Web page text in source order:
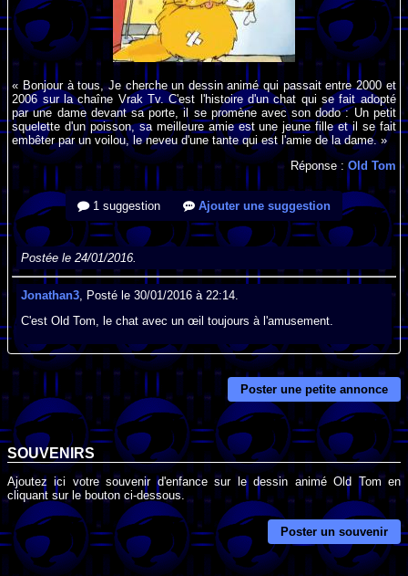
« Bonjour à tous, Je cherche un dessin animé qui passait entre 2000 et
2006 sur la chaîne Vrak Tv. C'est l'histoire d'un chat qui se fait adopté
par une dame devant sa porte, il se promène avec son dodo : Un petit
squelette d'un poisson, sa meilleure amie est une jeune fille et il se fait
embêter par un voilou, le neveu d'une tante qui est l'amie de la dame. »
Réponse :Old Tom
1 suggestion Ajouter une suggestion
Postée le 24/01/2016.
Jonathan3 , Posté le 30/01/2016 à 22:14.
C'est Old Tom, le chat avec un œil toujours à l'amusement.
Poster une petite annonce
SOUVENIRS
Ajoutez ici votre souvenir d'enfance sur le dessin animé Old Tom en
cliquant sur le bouton ci-dessous.
Poster un souvenir